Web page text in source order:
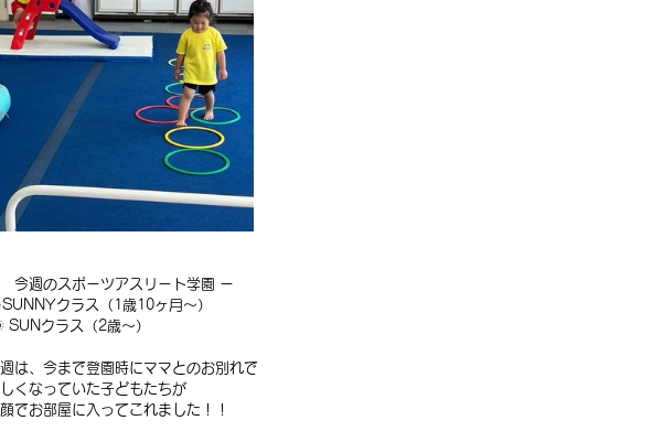
今週のスポーツアスリート学園 ー
クラス（1歳10ヶ月〜）
SUNクラス（2歳〜）
は、今まで登園時にママとのお別れで
くなっていた子どもたちが
でお部屋に入ってこれました！！